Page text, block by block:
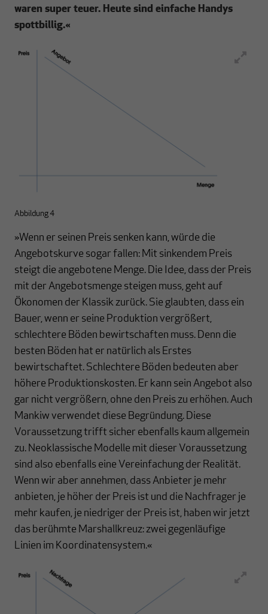
waren super teuer. Heute sind einfache Handys
spottbillig.«
Abbildung 4
»Wenn er seinen Preis senken kann, würde die
Angebotskurve sogar fallen: Mit sinkendem Preis
steigt die angebotene Menge. Die Idee, dass der Preis
mit der Angebotsmenge steigen muss, geht auf
Ökonomen der Klassik zurück. Sie glaubten, dass ein
Bauer, wenn er seine Produktion vergrößert,
schlechtere Böden bewirtschaften muss. Denn die
besten Böden hat er natürlich als Erstes
bewirtschaftet. Schlechtere Böden bedeuten aber
höhere Produktionskosten. Er kann sein Angebot also
gar nicht vergrößern, ohne den Preis zu erhöhen. Auch
Mankiw verwendet diese Begründung. Diese
Voraussetzung trifft sicher ebenfalls kaum allgemein
zu. Neoklassische Modelle mit dieser Voraussetzung
sind also ebenfalls eine Vereinfachung der Realität.
Wenn wir aber annehmen, dass Anbieter je mehr
anbieten, je höher der Preis ist und die Nachfrager je
mehr kaufen, je niedriger der Preis ist, haben wir jetzt
das berühmte Marshallkreuz: zwei gegenläufige
Linien im Koordinatensystem.«